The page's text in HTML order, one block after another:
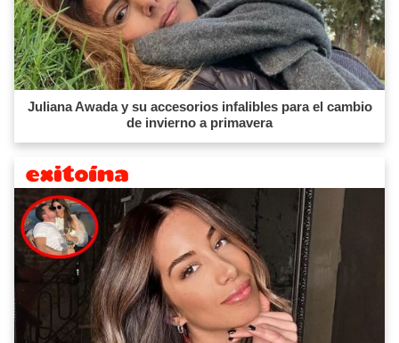
Juliana Awada y su accesorios infalibles para el cambio
de invierno a primavera